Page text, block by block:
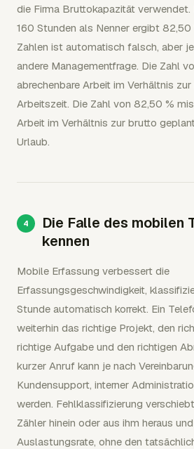
die Firma Bruttokapazität verwendet.
160 Stunden als Nenner ergibt 82,50
Zahlen ist automatisch falsch, aber
andere Managementfrage. Die Zahl
abrechenbare Arbeit im Verhältnis
Arbeitszeit. Die Zahl von 82,50 %
Arbeit im Verhältnis zur brutto
Urlaub.
Die Falle des mobilen
kennen
Mobile Erfassung verbessert die
Erfassungsgeschwindigkeit,
Stunde automatisch korrekt. Ein
weiterhin das richtige Projekt, den
richtige Aufgabe und den richtigen
kurzer Anruf kann je nach
Kundensupport, interner
werden. Fehlklassifizierung
Zähler hinein oder aus ihm heraus
Auslastungsrate, ohne den